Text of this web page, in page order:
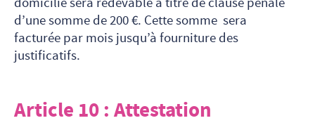
d’une somme de 200 €. Cette somme sera
facturée par mois jusqu’à fourniture des
justificatifs.
Article 10 : Attestation